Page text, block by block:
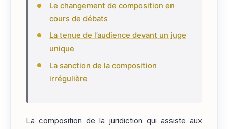
Le changement de composition en
cours de débats
La tenue de l’audience devant un juge
unique
La sanction de la composition
irrégulière
La composition de la juridiction qui assiste aux